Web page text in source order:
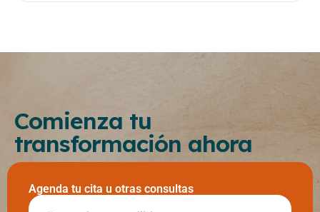
Comienza tu
transformación ahora
Agenda tu cita u otras consultas